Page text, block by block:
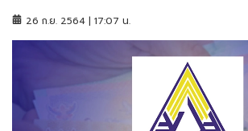
26 ก.ย. 2564 | 17:07 น.